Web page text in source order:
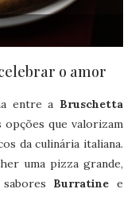
o amor
entre a Bruschetta
opções que valorizam
da culinária italiana.
uma pizza grande,
Burratine e